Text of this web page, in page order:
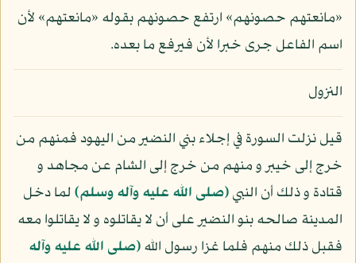
«مانعتهم حصونهم» ارتفع حصونهم بقوله «مانعتهم» لأن
اسم الفاعل جرى خبرا لأن فيرفع ما بعده.
النزول
قيل نزلت السورة في إجلاء بني النضير من اليهود فمنهم من
خرج إلى خيبر و منهم من خرج إلى الشام عن مجاهد و
قتادة و ذلك أن النبي(صلى الله عليه وآله وسلم)لما دخل
المدينة صالحه بنو النضير على أن لا يقاتلوه و لا يقاتلوا معه
فقبل ذلك منهم فلما غزا رسول الله(صلى الله عليه وآله